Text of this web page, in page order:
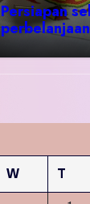
Persiapan
W T